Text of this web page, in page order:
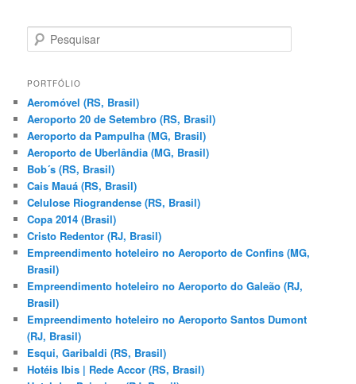
e
q
i
s
a
r
PORTFÓLIO
Aeromóvel (RS, Brasil)
Aeroporto 20 de Setembro (RS, Brasil)
Aeroporto da Pampulha (MG, Brasil)
Aeroporto de Uberlândia (MG, Brasil)
Bob´s (RS, Brasil)
Cais Mauá (RS, Brasil)
Celulose Riograndense (RS, Brasil)
Copa 2014 (Brasil)
Cristo Redentor (RJ, Brasil)
Empreendimento hoteleiro no Aeroporto de Confins (MG,
Brasil)
Empreendimento hoteleiro no Aeroporto do Galeão (RJ,
Brasil)
Empreendimento hoteleiro no Aeroporto Santos Dumont
(RJ, Brasil)
Esqui, Garibaldi (RS, Brasil)
Hotéis Ibis | Rede Accor (RS, Brasil)